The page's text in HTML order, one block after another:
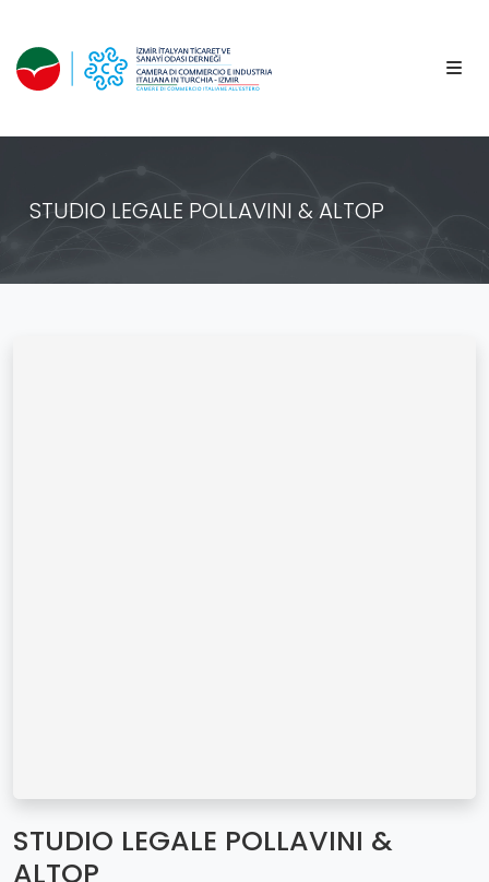
STUDIO LEGALE POLLAVINI & ALTOP
STUDIO LEGALE POLLAVINI &
ALTOP